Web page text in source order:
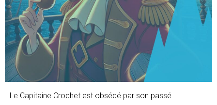
Le Capitaine Crochet est obsédé par son passé.